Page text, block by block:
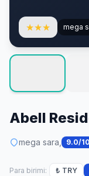
★★★ mega
Abell
mega sara, 9.0/10
Para birimi: ₺ TRY